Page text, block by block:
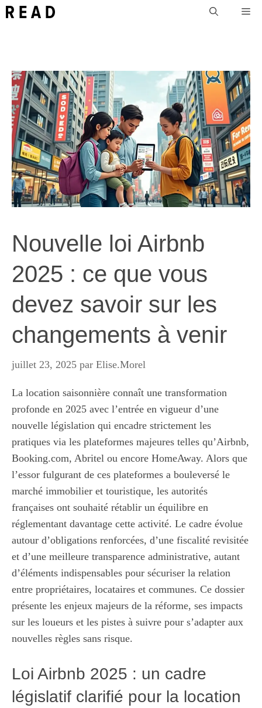
Aller
Nouvelle loi Airbnb
2025 : ce que vous
devez savoir sur les
changements à venir
juillet 23, 2025 par Elise.Morel
La location saisonnière connaît une transformation
profonde en 2025 avec l’entrée en vigueur d’une
nouvelle législation qui encadre strictement les
pratiques via les plateformes majeures telles qu’Airbnb,
Booking.com, Abritel ou encore HomeAway. Alors que
l’essor fulgurant de ces plateformes a bouleversé le
marché immobilier et touristique, les autorités
françaises ont souhaité rétablir un équilibre en
réglementant davantage cette activité. Le cadre évolue
autour d’obligations renforcées, d’une fiscalité revisitée
et d’une meilleure transparence administrative, autant
d’éléments indispensables pour sécuriser la relation
entre propriétaires, locataires et communes. Ce dossier
présente les enjeux majeurs de la réforme, ses impacts
sur les loueurs et les pistes à suivre pour s’adapter aux
nouvelles règles sans risque.
Loi Airbnb 2025 : un cadre
législatif clarifié pour la location